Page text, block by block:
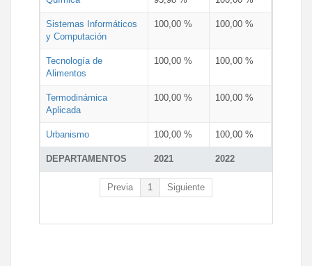
DEPARTAMENTOS 2021 2022
Sistemas Informáticos
y Computación
100,00 % 100,00 %
Tecnología de
Alimentos
100,00 % 100,00 %
Termodinámica
Aplicada
100,00 % 100,00 %
Urbanismo 100,00 % 100,00 %
Previa 1 Siguiente